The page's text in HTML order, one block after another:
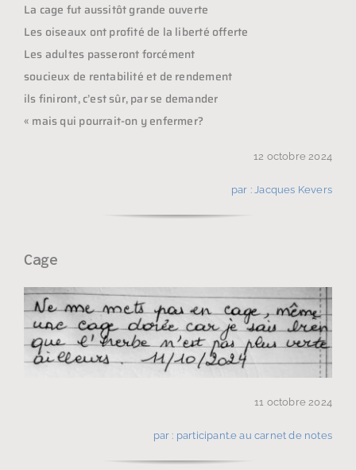
La cage fut aussitôt grande ouverte
Les oiseaux ont profité de la liberté offerte
Les adultes passeront forcément
soucieux de rentabilité et de rendement
ils finiront, c’est sûr, par se demander
« mais qui pourrait-on y enfermer?
12 octobre 2024
par : Jacques Kevers
Cage
11 octobre 2024
par : participant.e au carnet de notes